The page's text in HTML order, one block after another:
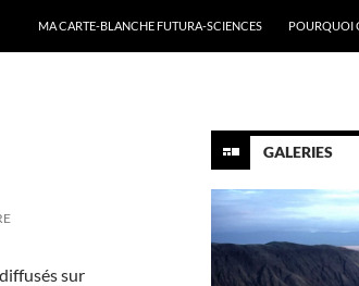
MA CARTE-BLANCHE FUTURA-SCIENCES
POURQUOI
sur
GALERIES